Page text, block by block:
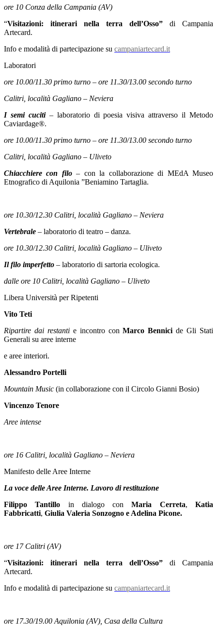
ore 10 Conza della Campania (AV)
“Visitazioni: itinerari nella terra dell’Osso” di Campania
Artecard.
Info e modalità di partecipazione su campaniartecard.it
Laboratori
ore 10.00/11.30 primo turno – ore 11.30/13.00 secondo turno
Calitri, località Gagliano – Neviera
I semi cuciti – laboratorio di poesia visiva attraverso il Metodo
Caviardage®.
ore 10.00/11.30 primo turno – ore 11.30/13.00 secondo turno
Calitri, località Gagliano – Uliveto
Chiacchiere con filo– con la collaborazione di MEdA Museo
Etnografico di Aquilonia ”Beniamino Tartaglia.
ore 10.30/12.30 Calitri, località Gagliano – Neviera
Vertebrale – laboratorio di teatro – danza.
ore 10.30/12.30 Calitri, località Gagliano – Uliveto
Il filo imperfetto – laboratorio di sartoria ecologica.
dalle ore 10 Calitri, località Gagliano – Uliveto
Libera Università per Ripetenti
Vito Teti
Ripartire dai restanti e incontro conMarco Bennici de Gli Stati
Generali su aree interne
e aree interiori.
Alessandro Portelli
Mountain Music (in collaborazione con il Circolo Gianni Bosio)
Vincenzo Tenore
Aree intense
ore 16 Calitri, località Gagliano – Neviera
Manifesto delle Aree Interne
La voce delle Aree Interne. Lavoro di restituzione
Filippo Tantillo in dialogo conMaria Cerreta,Katia
Fabbricatti, Giulia Valeria Sonzogno e Adelina Picone.
ore 17 Calitri (AV)
“Visitazioni: itinerari nella terra dell’Osso” di Campania
Artecard.
Info e modalità di partecipazione su campaniartecard.it
ore 17.30/19.00 Aquilonia (AV), Casa della Cultura